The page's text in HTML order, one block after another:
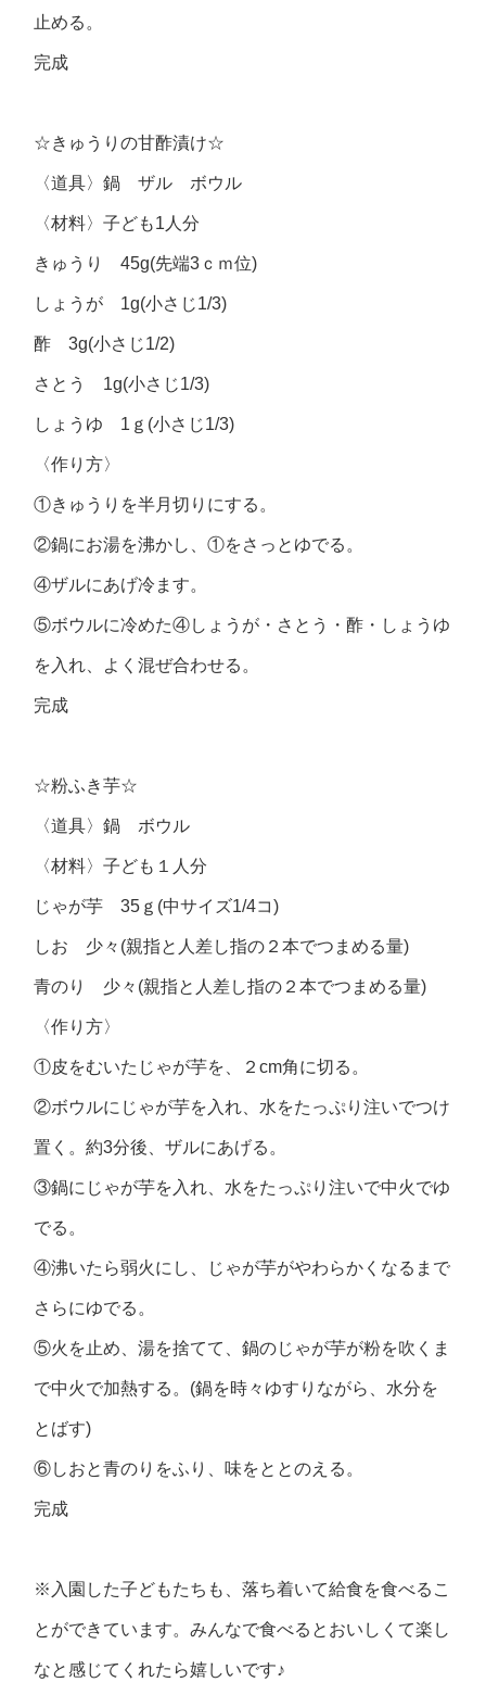
止める。
完成
☆きゅうりの甘酢漬け☆
〈道具〉鍋 ザル ボウル
〈材料〉子ども1人分
きゅうり 45g(先端3ｃｍ位)
しょうが 1g(小さじ1/3)
酢 3g(小さじ1/2)
さとう 1g(小さじ1/3)
しょうゆ 1ｇ(小さじ1/3)
〈作り方〉
①きゅうりを半月切りにする。
②鍋にお湯を沸かし、①をさっとゆでる。
④ザルにあげ冷ます。
⑤ボウルに冷めた④しょうが・さとう・酢・しょうゆ
を入れ、よく混ぜ合わせる。
完成
☆粉ふき芋☆
〈道具〉鍋 ボウル
〈材料〉子ども１人分
じゃが芋 35ｇ(中サイズ1/4コ)
しお 少々(親指と人差し指の２本でつまめる量)
青のり 少々(親指と人差し指の２本でつまめる量)
〈作り方〉
①皮をむいたじゃが芋を、２cm角に切る。
②ボウルにじゃが芋を入れ、水をたっぷり注いでつけ
置く。約3分後、ザルにあげる。
③鍋にじゃが芋を入れ、水をたっぷり注いで中火でゆ
でる。
④沸いたら弱火にし、じゃが芋がやわらかくなるまで
さらにゆでる。
⑤火を止め、湯を捨てて、鍋のじゃが芋が粉を吹くま
で中火で加熱する。(鍋を時々ゆすりながら、水分を
とばす)
⑥しおと青のりをふり、味をととのえる。
完成
※入園した子どもたちも、落ち着いて給食を食べるこ
とができています。みんなで食べるとおいしくて楽し
なと感じてくれたら嬉しいです♪